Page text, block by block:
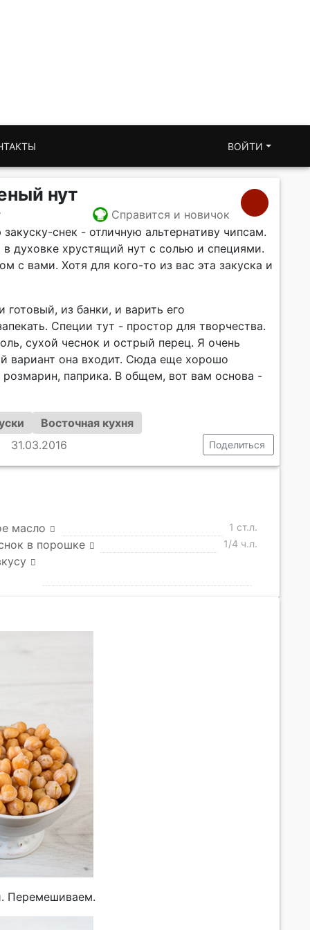
ВОЙТИ
нут
Справится и новичок
снек - отличную альтернативу чипсам.
духовке хрустящий нут с солью и специями.
с вами. Хотя для кого-то из вас эта закуска и
из банки, и варить его
Специи тут - простор для творчества.
сухой чеснок и острый перец. Я очень
вариант она входит. Сюда еще хорошо
паприка. В общем, вот вам основа -
Восточная кухня
31.03.2016
Поделиться
масло 1 ст.л.
в порошке 1/4 ч.л.
Перемешиваем.